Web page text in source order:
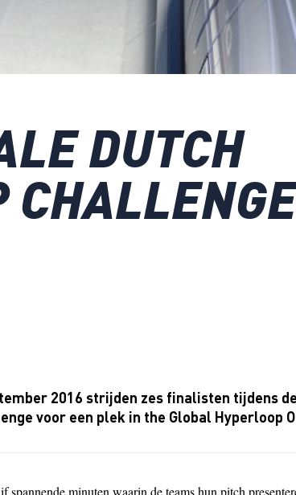
DUTCH
CHALLENGE
2016 strijden zes finalisten tijdens
voor een plek in the Global Hyperloop
spannende minuten waarin de teams hun pitch